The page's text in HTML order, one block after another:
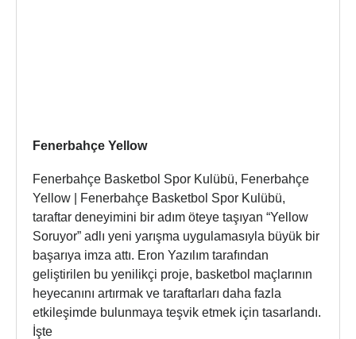
Fenerbahçe Yellow
Fenerbahçe Basketbol Spor Kulübü, Fenerbahçe
Yellow | Fenerbahçe Basketbol Spor Kulübü,
taraftar deneyimini bir adım öteye taşıyan “Yellow
Soruyor” adlı yeni yarışma uygulamasıyla büyük bir
başarıya imza attı. Eron Yazılım tarafından
geliştirilen bu yenilikçi proje, basketbol maçlarının
heyecanını artırmak ve taraftarları daha fazla
etkileşimde bulunmaya teşvik etmek için tasarlandı.
İşte